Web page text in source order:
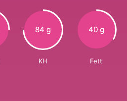
84 g
KH
40 g
Fett